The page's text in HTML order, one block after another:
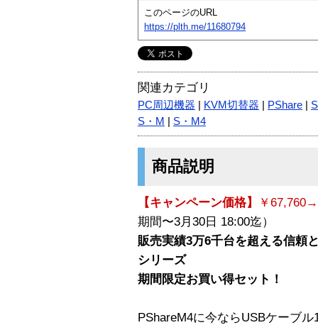
このページのURL
https://plth.me/11680794
関連カテゴリ
PC周辺機器 KVM切替器 PShare
S・M
S・M4
商品説明
【キャンペーン価格】
￥67,760→
期間〜3月30日 18:00迄）
販売実績3万6千台を超える信頼
シリーズ
期間限定お買い得セット！
PShareM4に今ならUSBケーブ